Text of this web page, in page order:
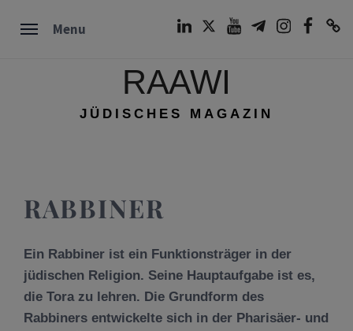
Menu
RAAWI
JÜDISCHES MAGAZIN
RABBINER
Ein Rabbiner ist ein Funktionsträger in der
jüdischen Religion. Seine Hauptaufgabe ist es,
die Tora zu lehren. Die Grundform des
Rabbiners entwickelte sich in der Pharisäer- und